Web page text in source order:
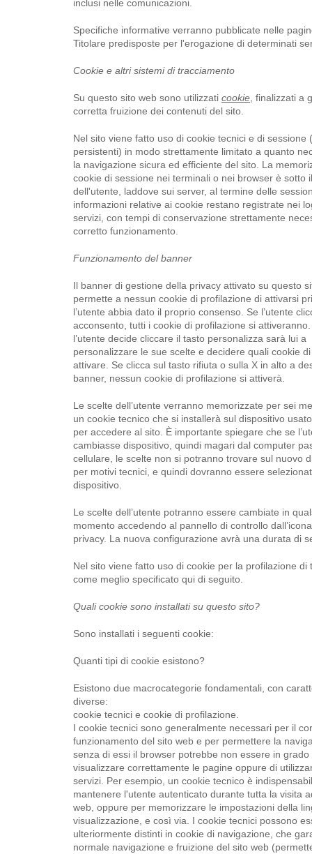
inclusi nelle comunicazioni.
Specifiche informative verranno pubblicate nelle
Titolare predisposte per l'erogazione di determinati
Cookie e altri sistemi di tracciamento
Su questo sito web sono utilizzati cookie , finalizzati a
corretta fruizione dei contenuti del sito.
Nel sito viene fatto uso di cookie tecnici e di sessione
persistenti) in modo strettamente limitato a quanto
la navigazione sicura ed efficiente del sito. La
cookie di sessione nei terminali o nei browser è sotto
dell'utente, laddove sui server, al termine delle
informazioni relative ai cookie restano registrate nei
servizi, con tempi di conservazione strettamente
corretto funzionamento.
Funzionamento del banner
Il banner di gestione della privacy attivato su questo
permette a nessun cookie di profilazione di attivarsi
l’utente abbia dato il proprio consenso. Se l’utente
acconsento, tutti i cookie di profilazione si
l’utente decide cliccare il tasto personalizza sarà lui a
personalizzare le sue scelte e decidere quali cookie
attivare. Se clicca sul tasto rifiuta o sulla X in alto a
banner, nessun cookie di profilazione si attiverà.
Le scelte dell’utente verranno memorizzate per sei
un cookie tecnico che si installerà sul dispositivo
per accedere al sito. È importante spiegare che se
cambiasse dispositivo, quindi magari dal computer
cellulare, le scelte non si potranno trovare sul nuovo
per motivi tecnici, e quindi dovranno essere
dispositivo.
Le scelte dell’utente potranno essere cambiate in
momento accedendo al pannello di controllo
privacy. La nuova configurazione avrà una durata di
Nel sito viene fatto uso di cookie per la profilazione di
come meglio specificato qui di seguito.
Quali cookie sono installati su questo sito?
Sono installati i seguenti cookie:
Quanti tipi di cookie esistono?
Esistono due macrocategorie fondamentali, con
diverse:
cookie tecnici e cookie di profilazione.
I cookie tecnici sono generalmente necessari per il
funzionamento del sito web e per permettere la
senza di essi il browser potrebbe non essere in grado
visualizzare correttamente le pagine oppure di
servizi. Per esempio, un cookie tecnico è
mantenere l'utente autenticato durante tutta la visita
web, oppure per memorizzare le impostazioni della
visualizzazione, e così via. I cookie tecnici possono
ulteriormente distinti in cookie di navigazione, che
normale navigazione e fruizione del sito web